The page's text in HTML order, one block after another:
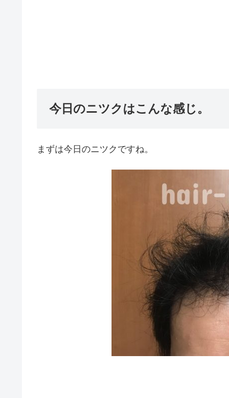
今日のニツクはこんな感じ。
まずは今日のニツクですね。